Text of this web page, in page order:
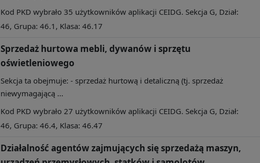
Kod PKD wybrało 35 użytkowników aplikacji CEIDG. Sekcja G, Dział:
46, Grupa: 46.1, Klasa: 46.17
Sprzedaż hurtowa mebli, dywanów i sprzętu
oświetleniowego
Sekcja ta obejmuje: - sprzedaż hurtową i detaliczną (tj. sprzedaż
niewymagającą ...
Kod PKD wybrało 27 użytkowników aplikacji CEIDG. Sekcja G, Dział:
46, Grupa: 46.4, Klasa: 46.47
Działalność agentów zajmujących się sprzedażą maszyn,